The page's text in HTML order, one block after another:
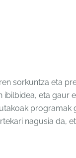
sorkuntza eta
eta gaur
programak
nagusia da,